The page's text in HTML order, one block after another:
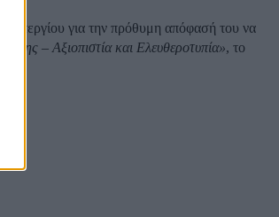
για την πρόθυμη απόφασή του να
– Αξιοπιστία και Ελευθεροτυπία», το